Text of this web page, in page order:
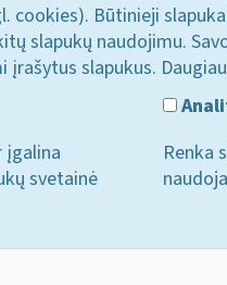
cookies). Būtinieji
slapukų naudojimu.
slapukus.
įgalina
svetainė
Renka